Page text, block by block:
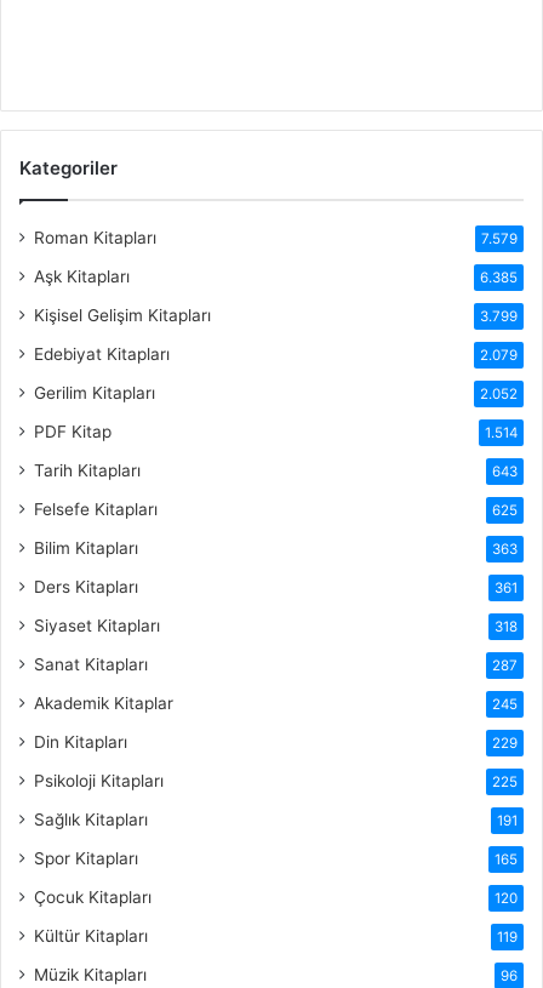
Kategoriler
Roman Kitapları 7.579
Aşk Kitapları 6.385
Kişisel Gelişim Kitapları 3.799
Edebiyat Kitapları 2.079
Gerilim Kitapları 2.052
PDF Kitap 1.514
Tarih Kitapları 643
Felsefe Kitapları 625
Bilim Kitapları 363
Ders Kitapları 361
Siyaset Kitapları 318
Sanat Kitapları 287
Akademik Kitaplar 245
Din Kitapları 229
Psikoloji Kitapları 225
Sağlık Kitapları 191
Spor Kitapları 165
Çocuk Kitapları 120
Kültür Kitapları 119
Müzik Kitapları 96